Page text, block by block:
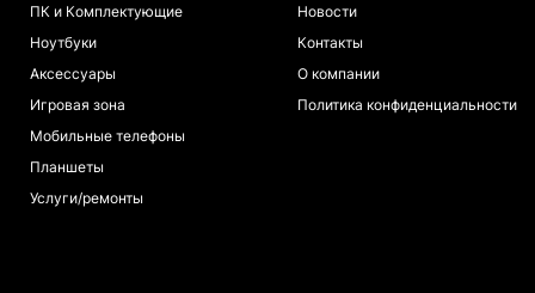
ПК и Комплектующие
Ноутбуки
Аксессуары
Игровая зона
Мобильные телефоны
Планшеты
Услуги/ремонты
Новости
Контакты
О компании
Политика конфиденциальности